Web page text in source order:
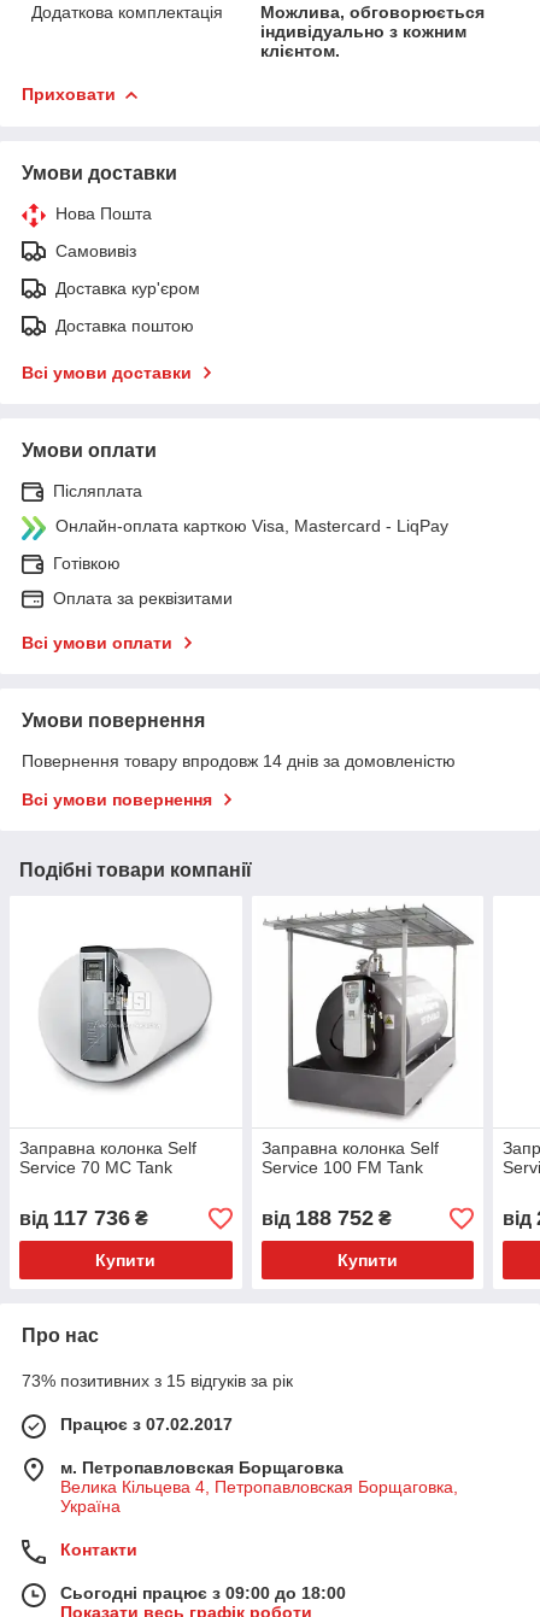
Додаткова комплектація
Можлива, обговорюється
індивідуально з кожним
клієнтом.
Приховати
Умови доставки
Нова Пошта
Самовивіз
Доставка кур'єром
Доставка поштою
Всі умови доставки
Умови оплати
Післяплата
Онлайн-оплата карткою Visa, Mastercard - LiqPay
Готівкою
Оплата за реквізитами
Всі умови оплати
Умови повернення
Повернення товару впродовж 14 днів за домовленістю
Всі умови повернення
Подібні товари компанії
Заправна колонка Self
Service 70 MC Tank
від 117 736 ₴
Купити
Заправна колонка Self
Service 100 FM Tank
від 188 752₴
Купити
від
Про нас
73% позитивних з 15 відгуків за рік
Працює з 07.02.2017
м. Петропавловская Борщаговка
Велика Кільцева 4, Петропавловская Борщаговка,
Україна
Контакти
Сьогодні працює з 09:00 до 18:00
Показати весь графік роботи